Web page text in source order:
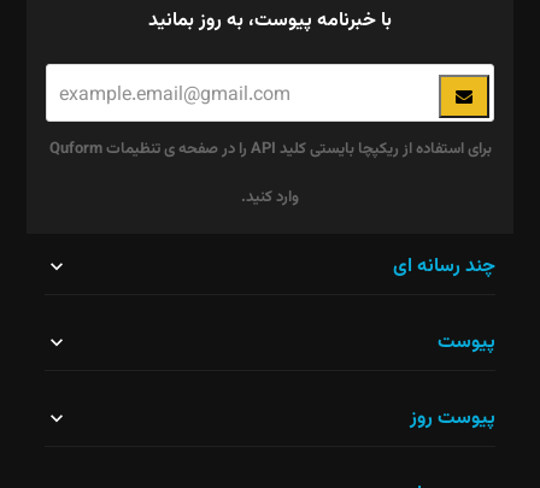
با خبرنامه پیوست، به روز بمانید
برای استفاده از ریکپچا بایستی کلید API را در صفحه ی تنظیمات Quform
وارد کنید.
نباید
چند رسانه ای
پیوست
پیوست روز